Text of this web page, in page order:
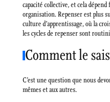
capacité collective, et cela
organisation. Repenser est plus
culture d’apprentissage, où la
les cycles de repenser sont
Comment le
C’est une question que nous
mêmes et aux autres.